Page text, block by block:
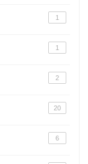
1
1
2
20
6